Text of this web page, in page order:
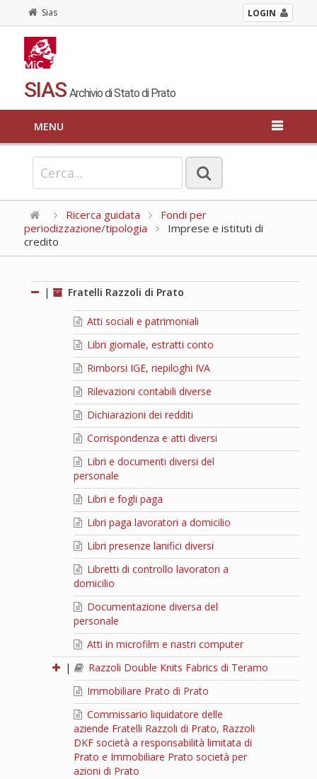
Sias LOGIN
SIAS Archivio di Stato di Prato
MENU
Ricerca guidata
Fondi per
periodizzazione/tipologia
Imprese e istituti di
credito
| Fratelli Razzoli di Prato
Atti sociali e patrimoniali
Libri giornale, estratti conto
Rimborsi IGE, riepiloghi IVA
Rilevazioni contabili diverse
Dichiarazioni dei redditi
Corrispondenza e atti diversi
Libri e documenti diversi del
personale
Libri e fogli paga
Libri paga lavoratori a domicilio
Libri presenze lanifici diversi
Libretti di controllo lavoratori a
domicilio
Documentazione diversa del
personale
Atti in microfilm e nastri computer
|
Razzoli Double Knits Fabrics di Teramo
Immobiliare Prato di Prato
Commissario liquidatore delle
aziende Fratelli Razzoli di Prato, Razzoli
DKF società a responsabilità limitata di
Prato e Immobiliare Prato società per
azioni di Prato